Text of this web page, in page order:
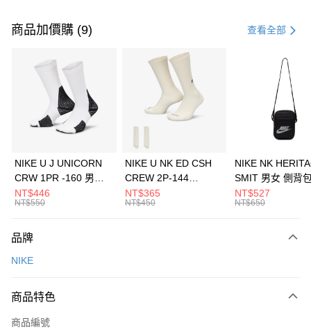
信用卡一次付款
3 期 0 利率 每期 21家銀行
合作金庫商業銀行
第一商業銀行
華南商業銀行
彰化商業銀行
上海商業儲蓄銀行
元大商業銀行
台灣樂天信用卡公司
Apple Pay
全盈+PAY
AFTEE先享後付
【關於「AFTEE先享後付」】
便利好安心！
３．安心：先確認商品／服務後，再付款。
【「AFTEE先享後付」結帳流程】
運送方式
每筆NT$100，滿NT$1,500(含以上)免運費
宅配
商品加價購 (9) 查看全部
NIKE U J UNICORN
CRW 1PR -160 男女
中統襪 FZ3393100
NT$446
NT$550
NIKE U NK ED CSH
CREW 2P-144
EMBRDY 男女 短統襪
FZ3073133
NT$365
NT$450
NIKE NK
SMIT 男女 側背
BA5871010
NT$527
NT$650
品牌
NIKE
商品特色
商品編號